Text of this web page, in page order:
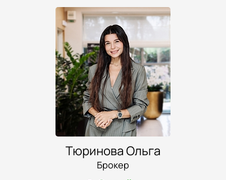
Тюринова Ольга
Брокер